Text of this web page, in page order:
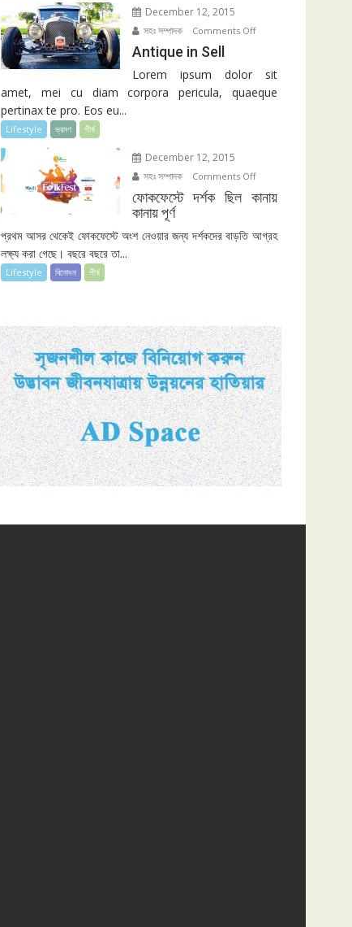
পর্যবেক্ষণ
December 12, 2015
সহঃ সম্পাদক
Comments Offon
Antique in Sell
Lorem ipsum dolor sit
amet, mei cu diam corpora pericula, quaeque
pertinax te pro. Eos eu...
Lifestyle ভ্রমণ শীর্ষ
December 12, 2015
সহঃ সম্পাদক
Comments Offon
ফোকফেস্টে
ফোকফেস্টে দর্শক ছিল কানায়
কানায় পূর্ণ
প্রথম আসর থেকেই ফোকফেস্টে অংশ নেওয়ার জন্য দর্শকদের বাড়তি আগ্রহ
লক্ষ্য করা গেছে। বছরে বছরে তা...
Lifestyle বিনোদন শীর্ষ